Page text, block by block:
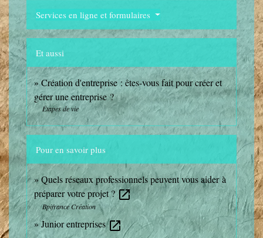
Services en ligne et formulaires
Et aussi
Création d'entreprise : êtes-vous fait pour créer et
gérer une entreprise ?
Étapes de vie
Pour en savoir plus
Quels réseaux professionnels peuvent vous aider à
préparer votre projet ?open_in_new
Bpifrance Création
Junior entreprisesopen_in_new